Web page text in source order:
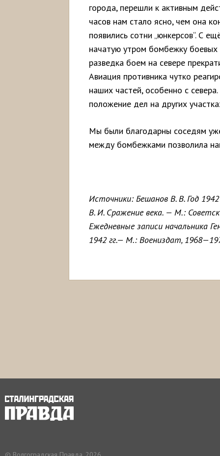
города, перешли к активным
часов нам стало ясно, чем она
появились сотни „юнкерсов“. С
начатую утром бомбежку
разведка боем на севере
Авиация противника чутко
наших частей, особенно с
положение дел на других
Мы были благодарны соседям
между бомбежками позволила
Источники: Бешанов В. В. Год
В. И. Сражение века. — М.:
Ежедневные записи начальника
1942 гг.— М.: Воениздат,